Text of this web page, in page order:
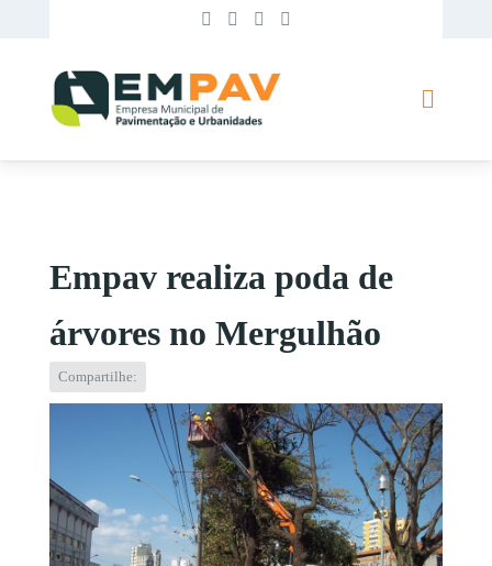
Empav realiza poda de
árvores no Mergulhão
Compartilhe: